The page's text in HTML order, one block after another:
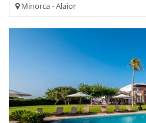
Minorca - Alaior